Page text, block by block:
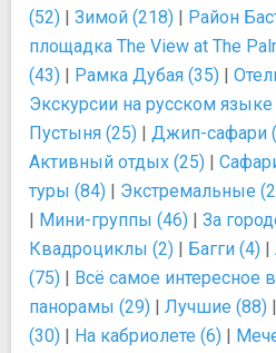
(52) | Зимой (218) | Район
площадка The View at The
(43) | Рамка Дубая (35) |
Экскурсии на русском языке
Пустыня (25) | Джип-сафари
Активный отдых (25) |
туры (84) | Экстремальные
| Мини-группы (46) | За
Квадроциклы (2) | Багги (4) |
(75) | Всё самое интересное
панорамы (29) | Лучшие (88) |
(30) | На кабриолете (6) |